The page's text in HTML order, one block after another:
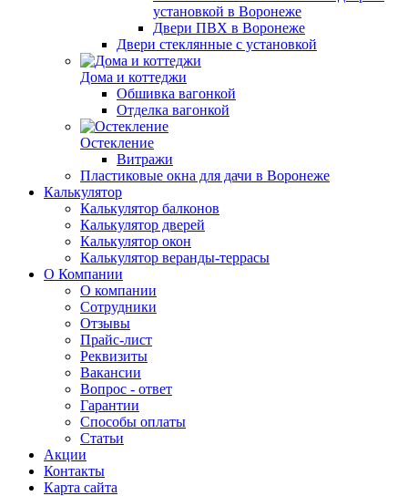
установкой в Воронеже
Двери ПВХ в Воронеже
Двери стеклянные с установкой
Дома и коттеджи
Обшивка вагонкой
Отделка вагонкой
Остекление
Витражи
Пластиковые окна для дачи в Воронеже
Калькулятор
Калькулятор балконов
Калькулятор дверей
Калькулятор окон
Калькулятор веранды-террасы
О Компании
О компании
Сотрудники
Отзывы
Прайс-лист
Реквизиты
Вакансии
Вопрос - ответ
Гарантии
Способы оплаты
Статьи
Акции
Контакты
Карта сайта